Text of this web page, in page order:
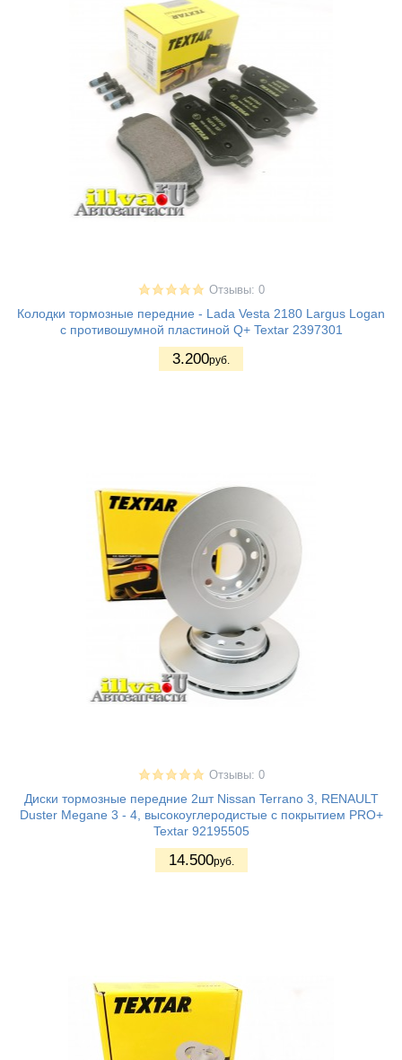
Отзывы: 0
Колодки тормозные передние - Lada Vesta 2180 Largus Logan
с противошумной пластиной Q+ Textar 2397301
3.200руб.
Отзывы: 0
Диски тормозные передние 2шт Nissan Terrano 3, RENAULT
Duster Megane 3 - 4, высокоуглеродистые с покрытием PRO+
Textar 92195505
14.500руб.